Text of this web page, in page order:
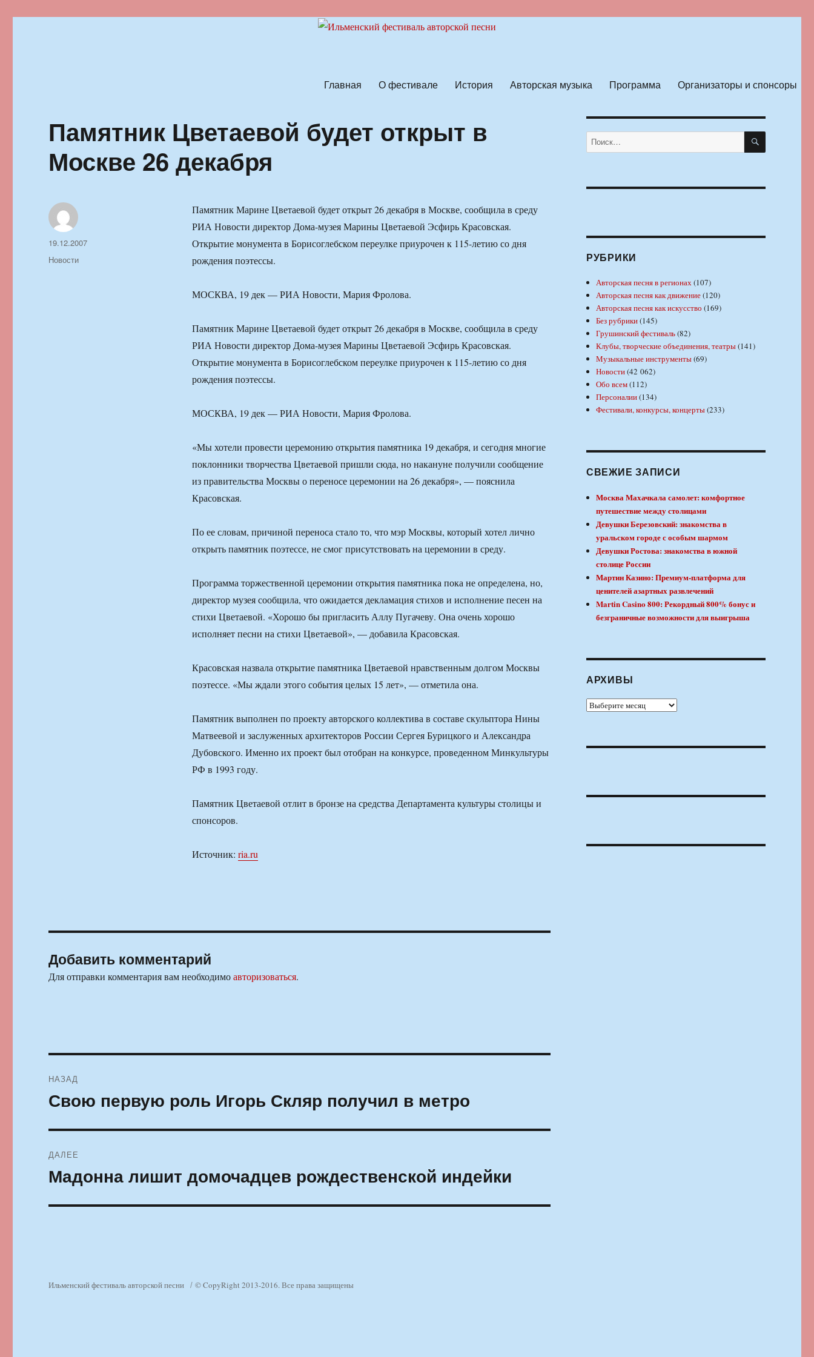
Главная О фестивале История Авторская музыка Программа Организаторы и спонсоры
Памятник Цветаевой будет открыт в
Москве 26 декабря
Памятник Марине Цветаевой будет открыт 26 декабря в Москве, сообщила в среду
РИА Новости директор Дома-музея Марины Цветаевой Эсфирь Красовская.
Открытие монумента в Борисоглебском переулке приурочен к 115-летию со дня
рождения поэтессы.
МОСКВА, 19 дек — РИА Новости, Мария Фролова.
Памятник Марине Цветаевой будет открыт 26 декабря в Москве, сообщила в среду
РИА Новости директор Дома-музея Марины Цветаевой Эсфирь Красовская.
Открытие монумента в Борисоглебском переулке приурочен к 115-летию со дня
рождения поэтессы.
МОСКВА, 19 дек — РИА Новости, Мария Фролова.
«Мы хотели провести церемонию открытия памятника 19 декабря, и сегодня многие
поклонники творчества Цветаевой пришли сюда, но накануне получили сообщение
из правительства Москвы о переносе церемонии на 26 декабря», — пояснила
Красовская.
По ее словам, причиной переноса стало то, что мэр Москвы, который хотел лично
открыть памятник поэтессе, не смог присутствовать на церемонии в среду.
Программа торжественной церемонии открытия памятника пока не определена, но,
директор музея сообщила, что ожидается декламация стихов и исполнение песен на
стихи Цветаевой. «Хорошо бы пригласить Аллу Пугачеву. Она очень хорошо
исполняет песни на стихи Цветаевой», — добавила Красовская.
Красовская назвала открытие памятника Цветаевой нравственным долгом Москвы
поэтессе. «Мы ждали этого события целых 15 лет», — отметила она.
Памятник выполнен по проекту авторского коллектива в составе скульптора Нины
Матвеевой и заслуженных архитекторов России Сергея Бурицкого и Александра
Дубовского. Именно их проект был отобран на конкурсе, проведенном Минкультуры
РФ в 1993 году.
Памятник Цветаевой отлит в бронзе на средства Департамента культуры столицы и
спонсоров.
Источник: ria.ru
Автор
Опубликовано
19.12.2007
Рубрики
Новости
Добавить комментарий
Для отправки комментария вам необходимоавторизоваться.
по
НАЗАД
Предыдущая
Свою первую роль Игорь Скляр получил в метро
ДАЛЕЕ
Следующая
запись:
Мадонна лишит домочадцев рождественской индейки
Искать: ПОИСК
РУБРИКИ
Авторская песня в регионах(107)
Авторская песня как движение(120)
Авторская песня как искусство (169)
Без рубрики(145)
Грушинский фестиваль(82)
Клубы, творческие объединения, театры(141)
Музыкальные инструменты(69)
Новости(42 062)
Обо всем(112)
Персоналии(134)
Фестивали, конкурсы, концерты(233)
СВЕЖИЕ ЗАПИСИ
Москва Махачкала самолет: комфортное
путешествие между столицами
Девушки Березовский: знакомства в
уральском городе с особым шармом
Девушки Ростова: знакомства в южной
столице России
Мартин Казино: Премиум-платформа для
ценителей азартных развлечений
Martin Casino 800: Рекордный 800% бонус и
безграничные возможности для выигрыша
АРХИВЫ
Архивы
Ильменский фестиваль авторской песни © CopyRight 2013-2016. Все права защищены